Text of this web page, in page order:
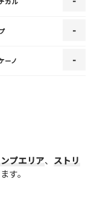
を行います。
ます。
-
ーノ -
プエリア、 ストリ
す。